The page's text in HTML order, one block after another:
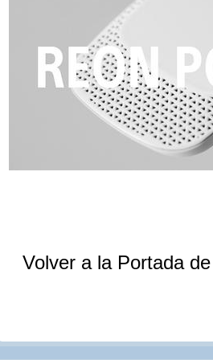
Volver a la Portada